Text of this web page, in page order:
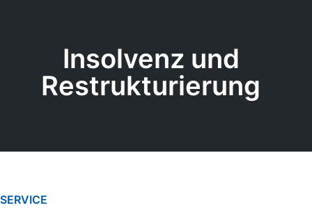
Insolvenz und
Restrukturierung
SERVICE